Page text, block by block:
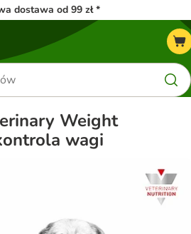
dostawa od 99 zł *
Weight
wagi